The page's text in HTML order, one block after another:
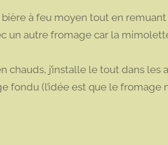
à feu moyen tout en
un autre fromage car la
j’installe le tout dans les
fondu (l’idée est que le fromage